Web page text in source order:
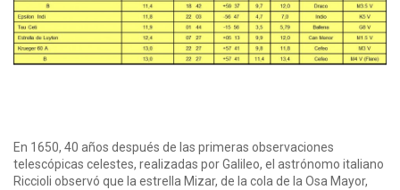
En 1650, 40 años después de las primeras observaciones
telescópicas celestes, realizadas por Galileo, el astrónomo italiano
Riccioli observó que la estrella Mizar, de la cola de la Osa Mayor,